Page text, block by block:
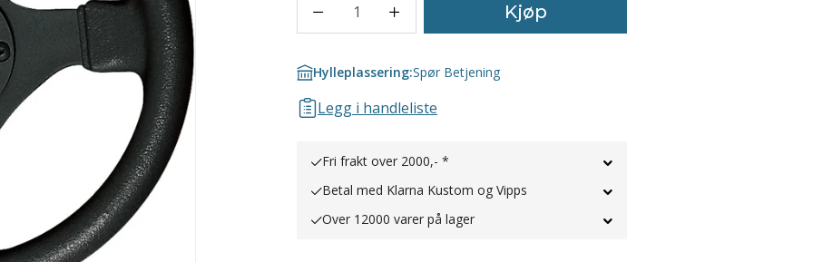
1 Kjøp
Hylleplassering:Spør Betjening
Legg i handleliste
Fri frakt over 2000,- *
Betal med Klarna Kustom og Vipps
Over 12000 varer på lager